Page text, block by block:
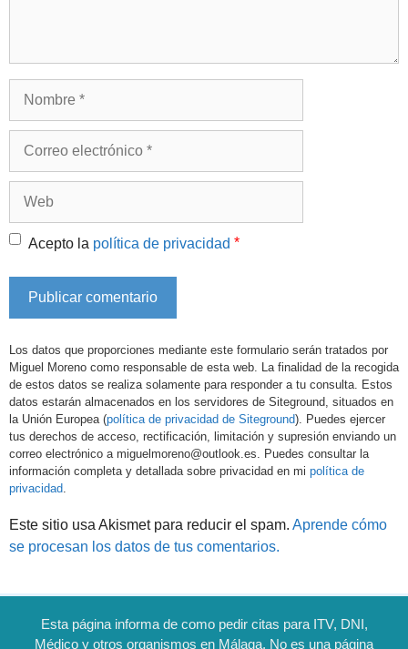
Acepto la política de privacidad *
Los datos que proporciones mediante este formulario serán tratados por
Miguel Moreno como responsable de esta web. La finalidad de la recogida
de estos datos se realiza solamente para responder a tu consulta. Estos
datos estarán almacenados en los servidores de Siteground, situados en
la Unión Europea (política de privacidad de Siteground). Puedes ejercer
tus derechos de acceso, rectificación, limitación y supresión enviando un
correo electrónico a miguelmoreno@outlook.es. Puedes consultar la
información completa y detallada sobre privacidad en mi política de
privacidad
Este sitio usa Akismet para reducir el spam. Aprende cómo
se procesan los datos de tus comentarios.
Esta página informa de como pedir citas para ITV, DNI,
Médico y otros organismos en Málaga. No es una página